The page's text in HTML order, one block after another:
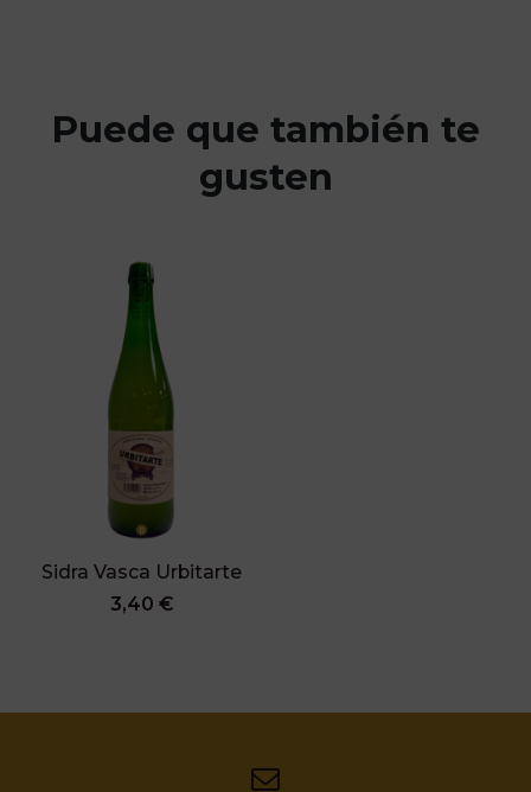
Puede que también te
gusten
Sidra Vasca Urbitarte
3,40 €